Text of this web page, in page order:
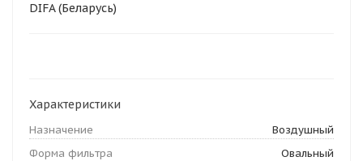
DIFA (Беларусь)
Характеристики
Назначение
Воздушный
Форма фильтра
Овальный